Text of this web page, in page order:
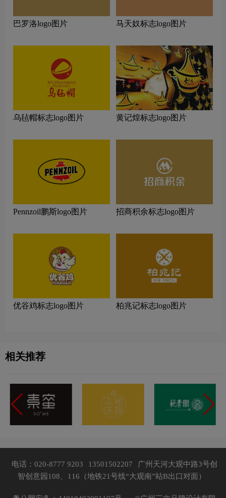
巴罗洛logo图片 马天奴标志logo图片
乌毡帽标志logo图片 黄记煌标志logo图片
Pennzoil鹏斯logo图片 招商积余标志logo图片
优谷鸡标志logo图片 柏兆记标志logo图片
相关推荐
电话：020-8777 9203 13501502207
广州天河大观中路3号创
智创意园108、116（地铁21号线“大观南”站B出口对面）